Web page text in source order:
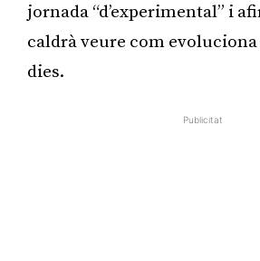
jornada “d’experimental” i
caldrà veure com
dies.
Publicitat